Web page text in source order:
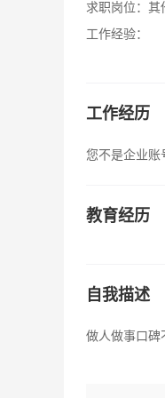
求职岗位： 其
工作经验：
工作经历
您不是企业账
教育经历
自我描述
做人做事口碑